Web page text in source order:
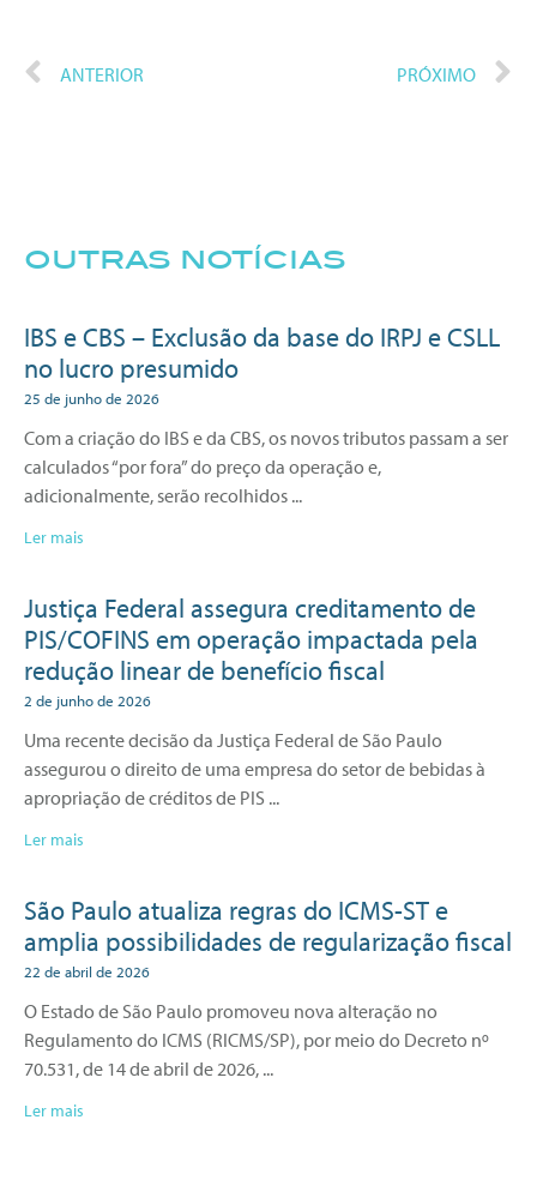
ANTERIOR PRÓXIMO
outras notícias
IBS e CBS – Exclusão da base do IRPJ e CSLL
no lucro presumido
25 de junho de 2026
Com a criação do IBS e da CBS, os novos tributos passam a ser
calculados “por fora” do preço da operação e,
adicionalmente, serão recolhidos
Ler mais
Justiça Federal assegura creditamento de
PIS/COFINS em operação impactada pela
redução linear de benefício fiscal
2 de junho de 2026
Uma recente decisão da Justiça Federal de São Paulo
assegurou o direito de uma empresa do setor de bebidas à
apropriação de créditos de PIS
Ler mais
São Paulo atualiza regras do ICMS-ST e
amplia possibilidades de regularização fiscal
22 de abril de 2026
O Estado de São Paulo promoveu nova alteração no
Regulamento do ICMS (RICMS/SP), por meio do Decreto nº
70.531, de 14 de abril de 2026,
Ler mais